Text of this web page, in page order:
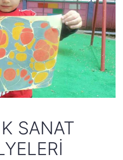
SANAT